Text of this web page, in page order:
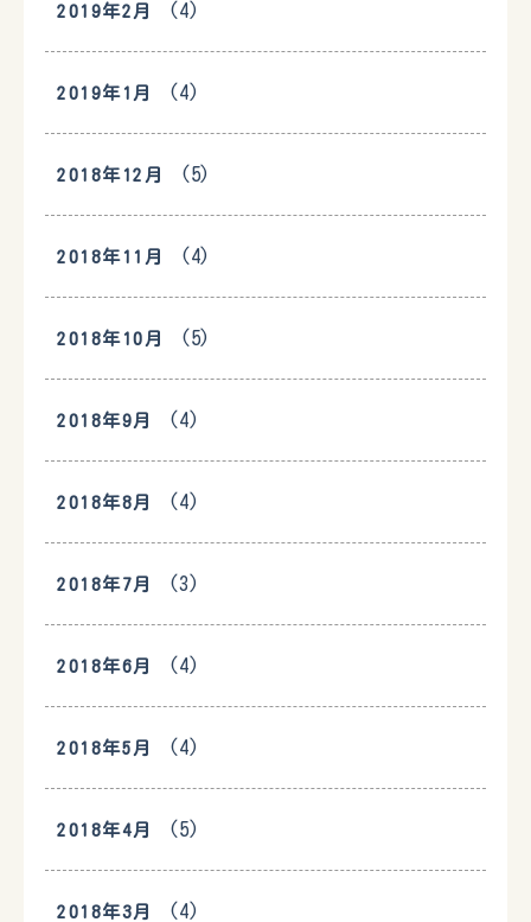
2019年2月 (4)
2019年1月 (4)
2018年12月 (5)
2018年11月 (4)
2018年10月 (5)
2018年9月 (4)
2018年8月 (4)
2018年7月 (3)
2018年6月 (4)
2018年5月 (4)
2018年4月 (5)
2018年3月 (4)